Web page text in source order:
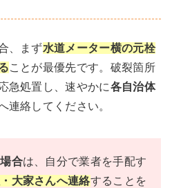
、まず水道メーター横の元栓
ことが最優先です。破裂箇所
急処置し、速やかに各自治体
連絡してください。
合は、自分で業者を手配す
大家さんへ連絡することを